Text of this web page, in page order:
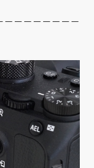
－－－－－－－